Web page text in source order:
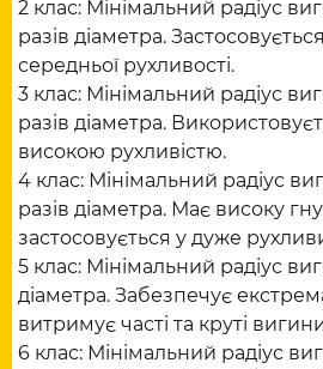
2 клас: Мінімальний радіус
разів діаметра.
середньої рухливості.
3 клас: Мінімальний радіус
разів діаметра.
високою рухливістю.
4 клас: Мінімальний радіус
разів діаметра. Має високу
застосовується у дуже
5 клас: Мінімальний радіус
діаметра. Забезпечує
витримує часті та круті
6 клас: Мінімальний радіус